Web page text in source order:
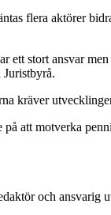
flera aktörer
ett stort ansvar
Juristbyrå.
kräver
att motverka
och ansvarig